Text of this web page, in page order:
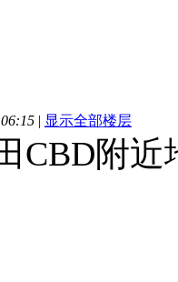
| 显示全部楼层
CBD附